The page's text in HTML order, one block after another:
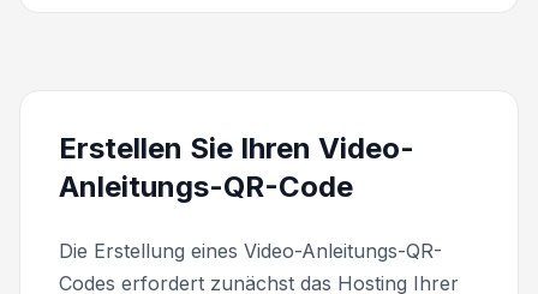
Erstellen Sie Ihren Video-
Anleitungs-QR-Code
Die Erstellung eines Video-Anleitungs-QR-
Codes erfordert zunächst das Hosting Ihrer